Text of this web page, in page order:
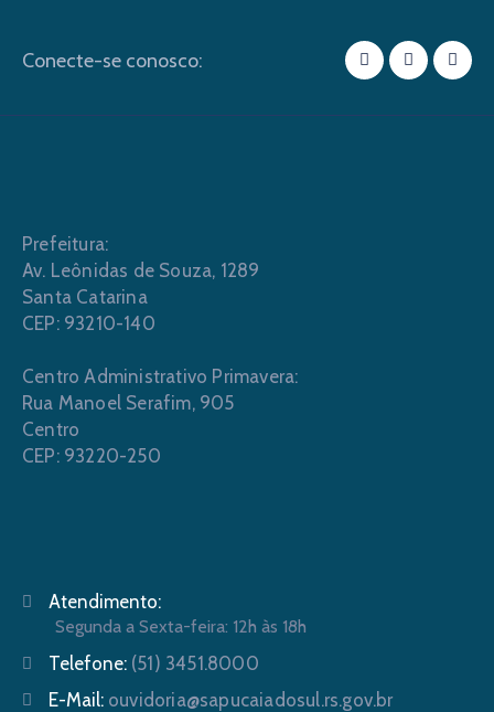
Conecte-se conosco:
Prefeitura:
Av. Leônidas de Souza, 1289
Santa Catarina
CEP: 93210-140
Centro Administrativo Primavera:
Rua Manoel Serafim, 905
Centro
CEP: 93220-250
Atendimento:
Segunda a Sexta-feira: 12h às 18h
Telefone: (51) 3451.8000
E-Mail: ouvidoria@sapucaiadosul.rs.gov.br